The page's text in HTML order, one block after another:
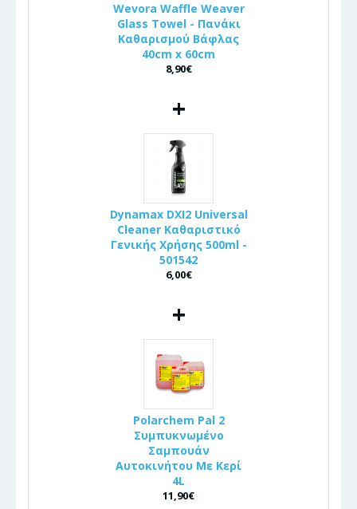
Wevora Waffle Weaver
Glass Towel - Πανάκι
Καθαρισμού Βάφλας
40cm x 60cm
8,90€
+
Dynamax DXI2 Universal
Cleaner Καθαριστικό
Γενικής Χρήσης 500ml -
501542
6,00€
+
Polarchem Pal 2
Συμπυκνωμένο
Σαμπουάν
Αυτοκινήτου Με Κερί
4L
11,90€